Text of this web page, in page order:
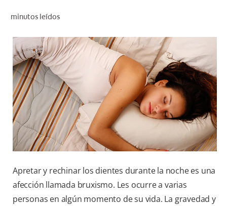
PROMOCIONES
NI (ES)
SUSCRÍBASE
minutos leídos
Apretar y rechinar los dientes durante la noche es una
afección llamada bruxismo. Les ocurre a varias
personas en algún momento de su vida. La gravedad y